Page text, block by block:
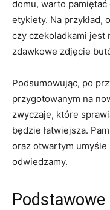
domu, warto
etykiety. Na przykład,
czy czekoladkami jest
zdawkowe zdjęcie
Podsumowując, po
przygotowanym‌ na
zwyczaje, które
‌będzie ‌łatwiejsza.
‍oraz otwartym
odwiedzamy.